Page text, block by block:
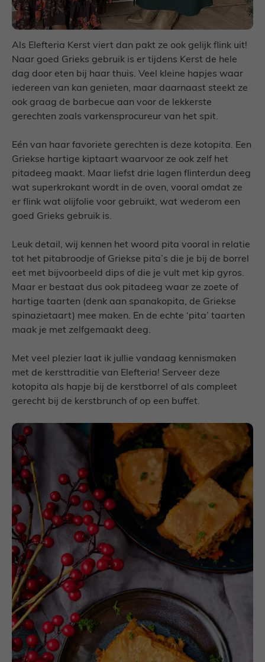
Als Elefteria Kerst viert dan pakt ze ook gelijk flink uit!
Naar goed Grieks gebruik is er tijdens Kerst de hele
dag door eten bij haar thuis. Veel kleine hapjes waar
iedereen van kan genieten, maar daarnaast steekt ze
ook graag de barbecue aan voor de lekkerste
gerechten zoals varkensprocureur van het spit.
Eén van haar favoriete gerechten is deze kotopita. Een
Griekse hartige kiptaart waarvoor ze ook zelf het
pitadeeg maakt. Maar liefst drie lagen flinterdun deeg
wat superkrokant wordt in de oven, vooral omdat ze
er flink wat olijfolie voor gebruikt, wat wederom een
goed Grieks gebruik is.
Leuk detail, wij kennen het woord pita vooral in relatie
tot het pitabroodje of Griekse pita’s die je bij de borrel
eet met bijvoorbeeld dips of die je vult met kip gyros.
Maar er bestaat dus ook pitadeeg waar ze zoete of
hartige taarten (denk aan spanakopita, de Griekse
spinazietaart) mee maken. En de echte ‘pita’ taarten
maak je met zelfgemaakt deeg.
Met veel plezier laat ik jullie vandaag kennismaken
met de kersttraditie van Elefteria! Serveer deze
kotopita als hapje bij de kerstborrel of als compleet
gerecht bij de kerstbrunch of op een buffet.